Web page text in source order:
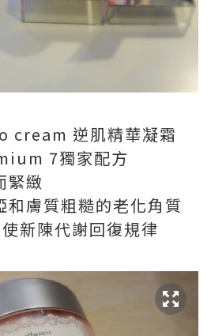
逆肌精華凝霜
7獨家配方
緊緻
和膚質粗糙的老化角質
新陳代謝回復規律